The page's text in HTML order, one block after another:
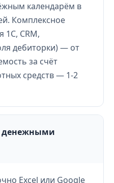
календарём в
Комплексное
1С, CRM,
дебиторки) — от
за счёт
средств — 1-2
денежными
Excel или Google